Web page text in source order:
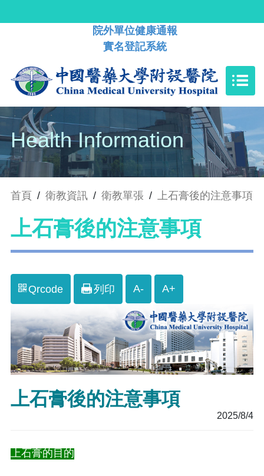
院外單位健康通報
實名登記系統
Health Information
首頁 / 衛教資訊 / 衛教單張 / 上石膏後的注意事項
上石膏後的注意事項
Qrcode 列印 A- A+
上石膏後的注意事項
2025/8/4
上石膏的目的